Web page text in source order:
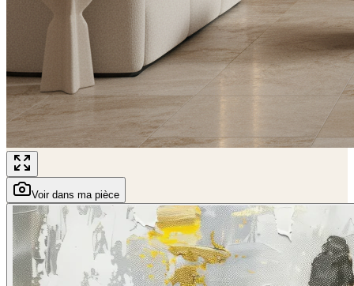
Voir dans ma pièce